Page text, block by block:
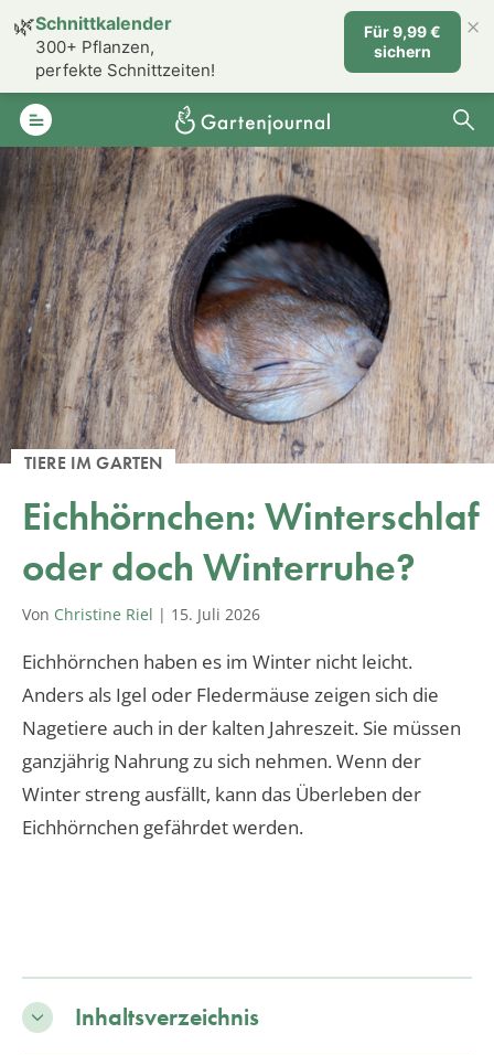
TIERE IM GARTEN
Eichhörnchen: Winterschlaf
oder doch Winterruhe?
Von Christine Riel | 15. Juli 2026
Eichhörnchen haben es im Winter nicht leicht.
Anders als Igel oder Fledermäuse zeigen sich die
Nagetiere auch in der kalten Jahreszeit. Sie müssen
ganzjährig Nahrung zu sich nehmen. Wenn der
Winter streng ausfällt, kann das Überleben der
Eichhörnchen gefährdet werden.
Inhaltsverzeichnis
🌿Schnittkalender
300+ Pflanzen,
perfekte Schnittzeiten!
Für 9,99 €
sichern
×